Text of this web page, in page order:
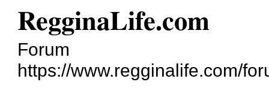
RegginaLife.com
Forum
https://www.regginalife.com/